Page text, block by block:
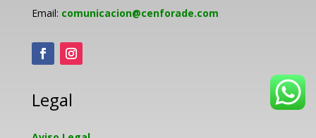
Email: comunicacion@cenforade.com
Legal